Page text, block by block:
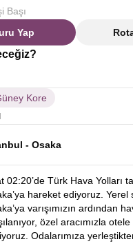
Başı
Yap
Kore
- Osaka
02:20’de Türk Hava Yolları
hareket ediyoruz. Yerel
varışımızın ardından
özel aracımızla
Odalarımıza